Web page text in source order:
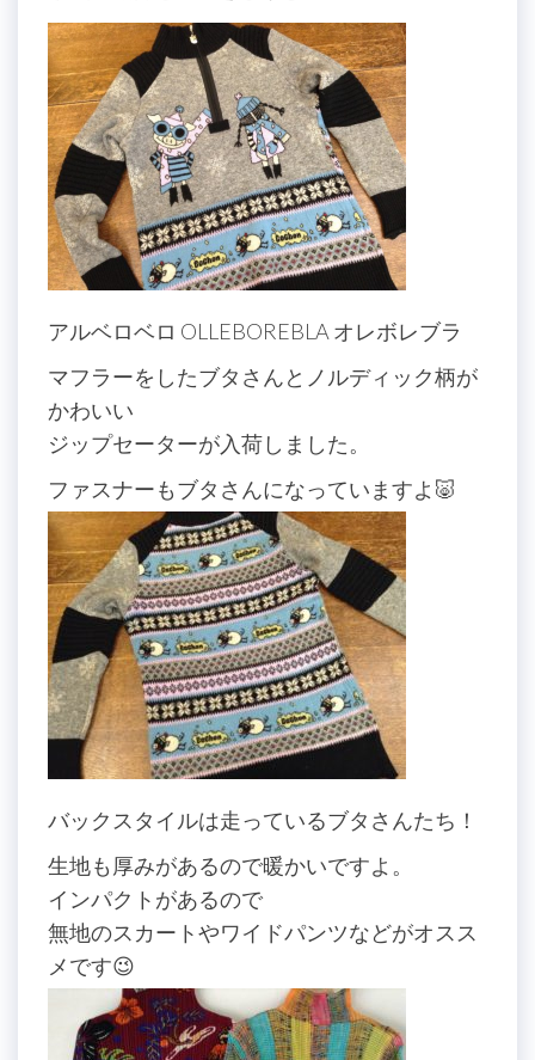
アルベロベロ OLLEBOREBLA オレボレブラ
マフラーをしたブタさんとノルディック柄が
かわいい
ジップセーターが入荷しました。
ファスナーもブタさんになっていますよ🐷
バックスタイルは走っているブタさんたち！
生地も厚みがあるので暖かいですよ。
インパクトがあるので
無地のスカートやワイドパンツなどがオスス
メです😉